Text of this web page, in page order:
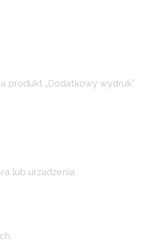
produkt „Dodatkowy wydruk”
lub urządzenia